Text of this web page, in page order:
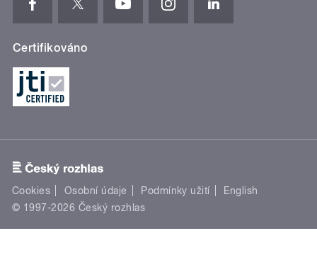
Certifikováno
Cookies Osobní údaje Podmínky užití
English
© 1997-2026 Český rozhlas